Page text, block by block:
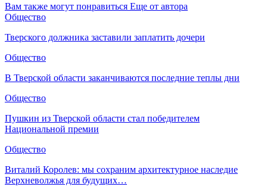
Вам также могут понравиться Еще от автора
Общество
Тверского должника заставили заплатить дочери
Общество
В Тверской области заканчиваются последние теплы дни
Общество
Пушкин из Тверской области стал победителем
Национальной премии
Общество
Виталий Королев: мы сохраним архитектурное наследие
Верхневолжья для будущих…